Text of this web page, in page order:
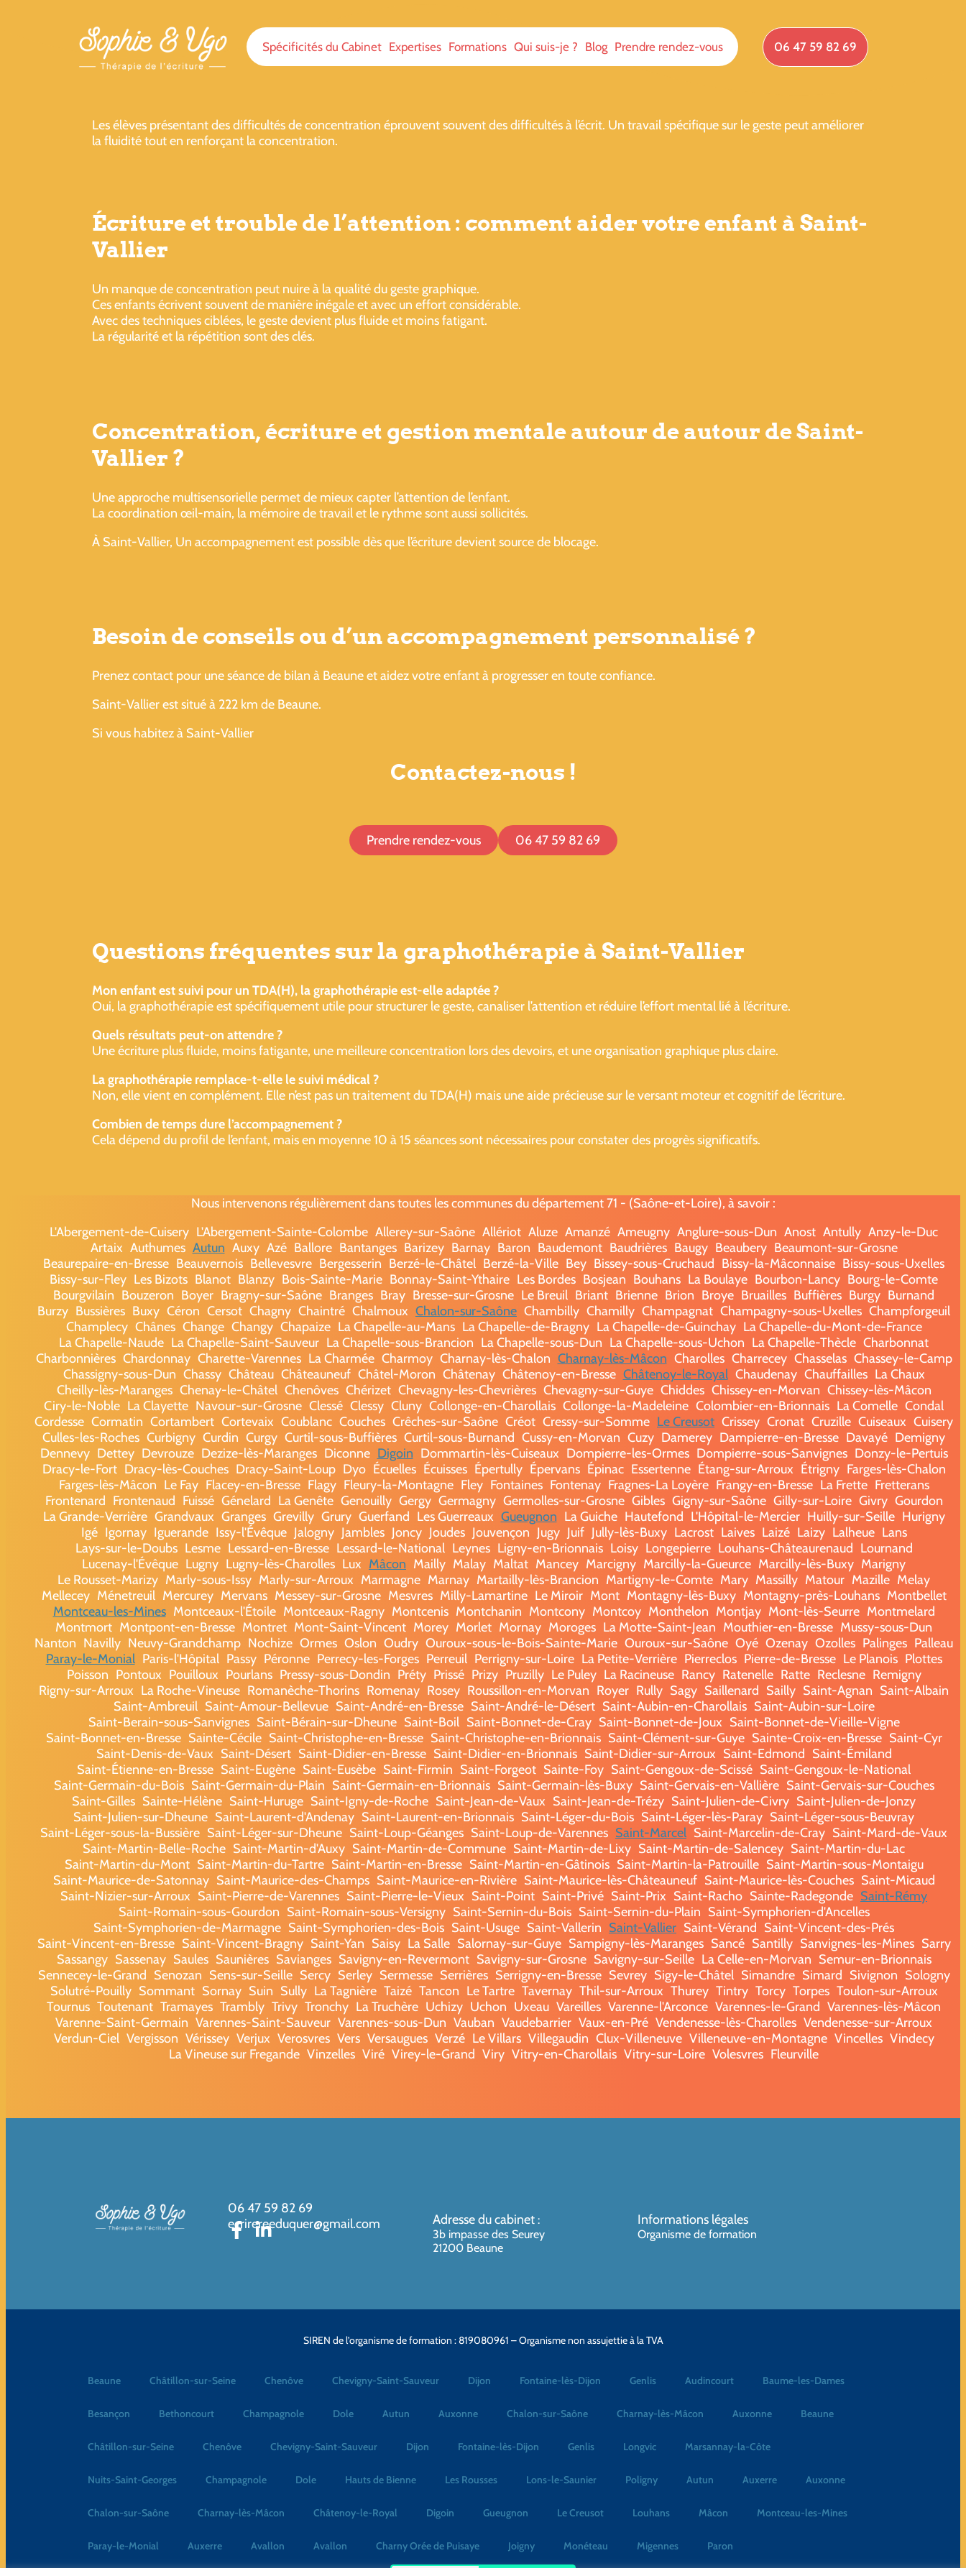
Spécificités du Cabinet Expertises Formations Qui suis-je ? Blog Prendre rendez-vous 06 47 59 82 69
Les élèves présentant des difficultés de concentration éprouvent souvent des difficultés à l’écrit. Un travail spécifique sur le geste peut améliorer
la fluidité tout en renforçant la concentration.
Écriture et trouble de l’attention : comment aider votre enfant à Saint-
Vallier
Un manque de concentration peut nuire à la qualité du geste graphique.
Ces enfants écrivent souvent de manière inégale et avec un effort considérable.
Avec des techniques ciblées, le geste devient plus fluide et moins fatigant.
La régularité et la répétition sont des clés.
Concentration, écriture et gestion mentale autour de autour de Saint-
Vallier ?
Une approche multisensorielle permet de mieux capter l’attention de l’enfant.
La coordination œil-main, la mémoire de travail et le rythme sont aussi sollicités.
À Saint-Vallier, Un accompagnement est possible dès que l’écriture devient source de blocage.
Besoin de conseils ou d’un accompagnement personnalisé ?
Prenez contact pour une séance de bilan à Beaune et aidez votre enfant à progresser en toute confiance.
Saint-Vallier est situé à 222 km de Beaune.
Si vous habitez à Saint-Vallier
Contactez-nous !
Prendre rendez-vous 06 47 59 82 69
Questions fréquentes sur la graphothérapie à Saint-Vallier
Mon enfant est suivi pour un TDA(H), la graphothérapie est-elle adaptée ?
Oui, la graphothérapie est spécifiquement utile pour structurer le geste, canaliser l’attention et réduire l’effort mental lié à l’écriture.
Quels résultats peut-on attendre ?
Une écriture plus fluide, moins fatigante, une meilleure concentration lors des devoirs, et une organisation graphique plus claire.
La graphothérapie remplace-t-elle le suivi médical ?
Non, elle vient en complément. Elle n’est pas un traitement du TDA(H) mais une aide précieuse sur le versant moteur et cognitif de l’écriture.
Combien de temps dure l’accompagnement ?
Cela dépend du profil de l’enfant, mais en moyenne 10 à 15 séances sont nécessaires pour constater des progrès significatifs.
Nous intervenons régulièrement dans toutes les communes du département 71 - (Saône-et-Loire), à savoir :
L'Abergement-de-Cuisery L'Abergement-Sainte-Colombe Allerey-sur-Saône Allériot Aluze Amanzé Ameugny Anglure-sous-Dun Anost Antully Anzy-le-Duc
Artaix Authumes Autun Auxy Azé Ballore Bantanges Barizey Barnay Baron Baudemont Baudrières Baugy Beaubery Beaumont-sur-Grosne
Beaurepaire-en-Bresse Beauvernois Bellevesvre Bergesserin Berzé-le-Châtel Berzé-la-Ville Bey Bissey-sous-Cruchaud Bissy-la-Mâconnaise Bissy-sous-Uxelles
Bissy-sur-Fley Les Bizots Blanot Blanzy Bois-Sainte-Marie Bonnay-Saint-Ythaire Les Bordes Bosjean Bouhans La Boulaye Bourbon-Lancy Bourg-le-Comte
Bourgvilain Bouzeron Boyer Bragny-sur-Saône Branges Bray Bresse-sur-Grosne Le Breuil Briant Brienne Brion Broye Bruailles Buffières Burgy Burnand
Burzy Bussières Buxy Céron Cersot Chagny Chaintré Chalmoux Chalon-sur-Saône Chambilly Chamilly Champagnat Champagny-sous-Uxelles Champforgeuil
Champlecy Chânes Change Changy Chapaize La Chapelle-au-Mans La Chapelle-de-Bragny La Chapelle-de-Guinchay La Chapelle-du-Mont-de-France
La Chapelle-Naude La Chapelle-Saint-Sauveur La Chapelle-sous-Brancion La Chapelle-sous-Dun La Chapelle-sous-Uchon La Chapelle-Thècle Charbonnat
Charbonnières Chardonnay Charette-Varennes La Charmée Charmoy Charnay-lès-Chalon Charnay-lès-Mâcon Charolles Charrecey Chasselas Chassey-le-Camp
Chassigny-sous-Dun Chassy Château Châteauneuf Châtel-Moron Châtenay Châtenoy-en-Bresse Châtenoy-le-Royal Chaudenay Chauffailles La Chaux
Cheilly-lès-Maranges Chenay-le-Châtel Chenôves Chérizet Chevagny-les-Chevrières Chevagny-sur-Guye Chiddes Chissey-en-Morvan Chissey-lès-Mâcon
Ciry-le-Noble La Clayette Navour-sur-Grosne Clessé Clessy Cluny Collonge-en-Charollais Collonge-la-Madeleine Colombier-en-Brionnais La Comelle Condal
Cordesse Cormatin Cortambert Cortevaix Coublanc Couches Crêches-sur-Saône Créot Cressy-sur-Somme Le Creusot Crissey Cronat Cruzille Cuiseaux Cuisery
Culles-les-Roches Curbigny Curdin Curgy Curtil-sous-Buffières Curtil-sous-Burnand Cussy-en-Morvan Cuzy Damerey Dampierre-en-Bresse Davayé Demigny
Dennevy Dettey Devrouze Dezize-lès-Maranges Diconne Digoin Dommartin-lès-Cuiseaux Dompierre-les-Ormes Dompierre-sous-Sanvignes Donzy-le-Pertuis
Dracy-le-Fort Dracy-lès-Couches Dracy-Saint-Loup Dyo Écuelles Écuisses Épertully Épervans Épinac Essertenne Étang-sur-Arroux Étrigny Farges-lès-Chalon
Farges-lès-Mâcon Le Fay Flacey-en-Bresse Flagy Fleury-la-Montagne Fley Fontaines Fontenay Fragnes-La Loyère Frangy-en-Bresse La Frette Fretterans
Frontenard Frontenaud Fuissé Génelard La Genête Genouilly Gergy Germagny Germolles-sur-Grosne Gibles Gigny-sur-Saône Gilly-sur-Loire Givry Gourdon
La Grande-Verrière Grandvaux Granges Grevilly Grury Guerfand Les Guerreaux Gueugnon La Guiche Hautefond L'Hôpital-le-Mercier Huilly-sur-Seille Hurigny
Igé Igornay Iguerande Issy-l'Évêque Jalogny Jambles Joncy Joudes Jouvençon Jugy Juif Jully-lès-Buxy Lacrost Laives Laizé Laizy Lalheue Lans
Lays-sur-le-Doubs Lesme Lessard-en-Bresse Lessard-le-National Leynes Ligny-en-Brionnais Loisy Longepierre Louhans-Châteaurenaud Lournand
Lucenay-l'Évêque Lugny Lugny-lès-Charolles Lux Mâcon Mailly Malay Maltat Mancey Marcigny Marcilly-la-Gueurce Marcilly-lès-Buxy Marigny
Le Rousset-Marizy Marly-sous-Issy Marly-sur-Arroux Marmagne Marnay Martailly-lès-Brancion Martigny-le-Comte Mary Massilly Matour Mazille Melay
Mellecey Ménetreuil Mercurey Mervans Messey-sur-Grosne Mesvres Milly-Lamartine Le Miroir Mont Montagny-lès-Buxy Montagny-près-Louhans Montbellet
Montceau-les-Mines Montceaux-l'Étoile Montceaux-Ragny Montcenis Montchanin Montcony Montcoy Monthelon Montjay Mont-lès-Seurre Montmelard
Montmort Montpont-en-Bresse Montret Mont-Saint-Vincent Morey Morlet Mornay Moroges La Motte-Saint-Jean Mouthier-en-Bresse Mussy-sous-Dun
Nanton Navilly Neuvy-Grandchamp Nochize Ormes Oslon Oudry Ouroux-sous-le-Bois-Sainte-Marie Ouroux-sur-Saône Oyé Ozenay Ozolles Palinges Palleau
Paray-le-Monial Paris-l'Hôpital Passy Péronne Perrecy-les-Forges Perreuil Perrigny-sur-Loire La Petite-Verrière Pierreclos Pierre-de-Bresse Le Planois Plottes
Poisson Pontoux Pouilloux Pourlans Pressy-sous-Dondin Préty Prissé Prizy Pruzilly Le Puley La Racineuse Rancy Ratenelle Ratte Reclesne Remigny
Rigny-sur-Arroux La Roche-Vineuse Romanèche-Thorins Romenay Rosey Roussillon-en-Morvan Royer Rully Sagy Saillenard Sailly Saint-Agnan Saint-Albain
Saint-Ambreuil Saint-Amour-Bellevue Saint-André-en-Bresse Saint-André-le-Désert Saint-Aubin-en-Charollais Saint-Aubin-sur-Loire
Saint-Berain-sous-Sanvignes Saint-Bérain-sur-Dheune Saint-Boil Saint-Bonnet-de-Cray Saint-Bonnet-de-Joux Saint-Bonnet-de-Vieille-Vigne
Saint-Bonnet-en-Bresse Sainte-Cécile Saint-Christophe-en-Bresse Saint-Christophe-en-Brionnais Saint-Clément-sur-Guye Sainte-Croix-en-Bresse Saint-Cyr
Saint-Denis-de-Vaux Saint-Désert Saint-Didier-en-Bresse Saint-Didier-en-Brionnais Saint-Didier-sur-Arroux Saint-Edmond Saint-Émiland
Saint-Étienne-en-Bresse Saint-Eugène Saint-Eusèbe Saint-Firmin Saint-Forgeot Sainte-Foy Saint-Gengoux-de-Scissé Saint-Gengoux-le-National
Saint-Germain-du-Bois Saint-Germain-du-Plain Saint-Germain-en-Brionnais Saint-Germain-lès-Buxy Saint-Gervais-en-Vallière Saint-Gervais-sur-Couches
Saint-Gilles Sainte-Hélène Saint-Huruge Saint-Igny-de-Roche Saint-Jean-de-Vaux Saint-Jean-de-Trézy Saint-Julien-de-Civry Saint-Julien-de-Jonzy
Saint-Julien-sur-Dheune Saint-Laurent-d'Andenay Saint-Laurent-en-Brionnais Saint-Léger-du-Bois Saint-Léger-lès-Paray Saint-Léger-sous-Beuvray
Saint-Léger-sous-la-Bussière Saint-Léger-sur-Dheune Saint-Loup-Géanges Saint-Loup-de-Varennes Saint-Marcel Saint-Marcelin-de-Cray Saint-Mard-de-Vaux
Saint-Martin-Belle-Roche Saint-Martin-d'Auxy Saint-Martin-de-Commune Saint-Martin-de-Lixy Saint-Martin-de-Salencey Saint-Martin-du-Lac
Saint-Martin-du-Mont Saint-Martin-du-Tartre Saint-Martin-en-Bresse Saint-Martin-en-Gâtinois Saint-Martin-la-Patrouille Saint-Martin-sous-Montaigu
Saint-Maurice-de-Satonnay Saint-Maurice-des-Champs Saint-Maurice-en-Rivière Saint-Maurice-lès-Châteauneuf Saint-Maurice-lès-Couches Saint-Micaud
Saint-Nizier-sur-Arroux Saint-Pierre-de-Varennes Saint-Pierre-le-Vieux Saint-Point Saint-Privé Saint-Prix Saint-Racho Sainte-Radegonde Saint-Rémy
Saint-Romain-sous-Gourdon Saint-Romain-sous-Versigny Saint-Sernin-du-Bois Saint-Sernin-du-Plain Saint-Symphorien-d'Ancelles
Saint-Symphorien-de-Marmagne Saint-Symphorien-des-Bois Saint-Usuge Saint-Vallerin Saint-Vallier Saint-Vérand Saint-Vincent-des-Prés
Saint-Vincent-en-Bresse Saint-Vincent-Bragny Saint-Yan Saisy La Salle Salornay-sur-Guye Sampigny-lès-Maranges Sancé Santilly Sanvignes-les-Mines Sarry
Sassangy Sassenay Saules Saunières Savianges Savigny-en-Revermont Savigny-sur-Grosne Savigny-sur-Seille La Celle-en-Morvan Semur-en-Brionnais
Sennecey-le-Grand Senozan Sens-sur-Seille Sercy Serley Sermesse Serrières Serrigny-en-Bresse Sevrey Sigy-le-Châtel Simandre Simard Sivignon Sologny
Solutré-Pouilly Sommant Sornay Suin Sully La Tagnière Taizé Tancon Le Tartre Tavernay Thil-sur-Arroux Thurey Tintry Torcy Torpes Toulon-sur-Arroux
Tournus Toutenant Tramayes Trambly Trivy Tronchy La Truchère Uchizy Uchon Uxeau Vareilles Varenne-l'Arconce Varennes-le-Grand Varennes-lès-Mâcon
Varenne-Saint-Germain Varennes-Saint-Sauveur Varennes-sous-Dun Vauban Vaudebarrier Vaux-en-Pré Vendenesse-lès-Charolles Vendenesse-sur-Arroux
Verdun-Ciel Vergisson Vérissey Verjux Verosvres Vers Versaugues Verzé Le Villars Villegaudin Clux-Villeneuve Villeneuve-en-Montagne Vincelles Vindecy
La Vineuse sur Fregande Vinzelles Viré Virey-le-Grand Viry Vitry-en-Charollais Vitry-sur-Loire Volesvres Fleurville
06 47 59 82 69
ecrirereeduquer@gmail.com
Adresse du cabinet:
3b impasse des Seurey
21200 Beaune
Informations légales
Organisme de formation
SIREN de l’organisme de formation : 819080961 – Organisme non assujettie à la TVA
Beaune Châtillon-sur-Seine Chenôve Chevigny-Saint-Sauveur Dijon Fontaine-lès-Dijon Genlis Audincourt Baume-les-Dames
Besançon Bethoncourt Champagnole Dole Autun Auxonne Chalon-sur-Saône Charnay-lès-Mâcon Auxonne Beaune
Châtillon-sur-Seine Chenôve Chevigny-Saint-Sauveur Dijon Fontaine-lès-Dijon Genlis Longvic Marsannay-la-Côte
Nuits-Saint-Georges Champagnole Dole Hauts de Bienne Les Rousses Lons-le-Saunier Poligny Autun Auxerre Auxonne
Chalon-sur-Saône Charnay-lès-Mâcon Châtenoy-le-Royal Digoin Gueugnon Le Creusot Louhans Mâcon Montceau-les-Mines
Paray-le-Monial Auxerre Avallon Avallon Charny Orée de Puisaye Joigny Monéteau Migennes Paron